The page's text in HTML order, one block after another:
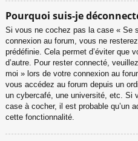
Pourquoi suis-je
Si vous ne cochez pas la case « Se
connexion au forum, vous ne
prédéfinie. Cela permet d’éviter que
d’autre. Pour rester connecté,
moi » lors de votre connexion au
vous accédez au forum depuis un
un cybercafé, une université, etc. Si
case à cocher, il est probable qu’un
cette fonctionnalité.